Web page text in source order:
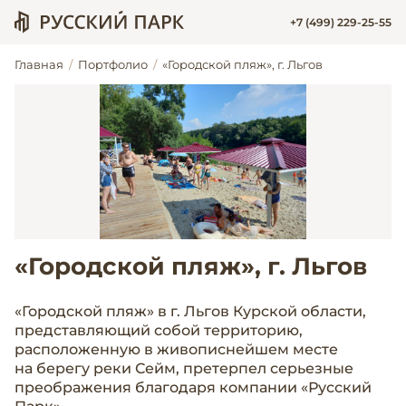
+7 (499) 229-25-55
Главная Портфолио «Городской пляж», г. Льгов
«Городской пляж», г. Льгов
«Городской пляж» в г. Льгов Курской области,
представляющий собой территорию,
расположенную в живописнейшем месте
на берегу реки Сейм, претерпел серьезные
преображения благодаря компании «Русский